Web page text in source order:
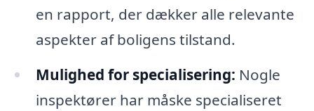
en rapport, der dækker alle relevante
aspekter af boligens tilstand.
Mulighed for specialisering: Nogle
inspektører har måske specialiseret